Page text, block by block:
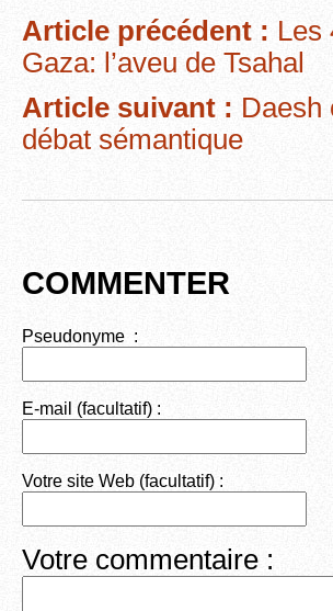
e
b
o
o
k
er
di
t
g
er
Article précédent : Les
Gaza: l’aveu de Tsahal
Article suivant : Daesh
débat sémantique
COMMENTER
Pseudonyme :
E-mail (facultatif) :
Votre site Web (facultatif) :
Votre commentaire :